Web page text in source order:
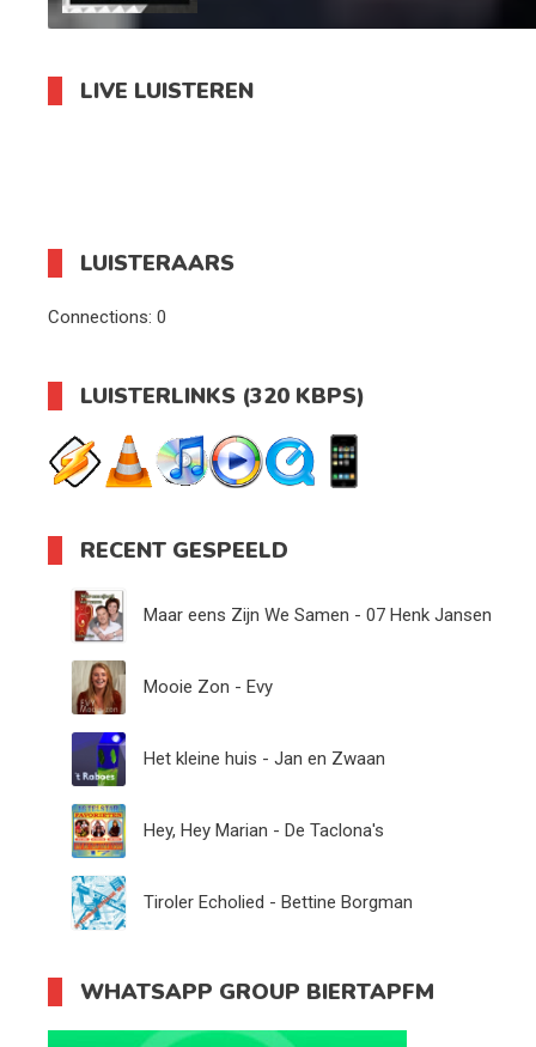
LIVE LUISTEREN
LUISTERAARS
Connections: 0
LUISTERLINKS (320 KBPS)
RECENT GESPEELD
Maar eens Zijn We Samen - 07 Henk Jansen
Mooie Zon - Evy
Het kleine huis - Jan en Zwaan
Hey, Hey Marian - De Taclona's
Tiroler Echolied - Bettine Borgman
WHATSAPP GROUP BIERTAPFM